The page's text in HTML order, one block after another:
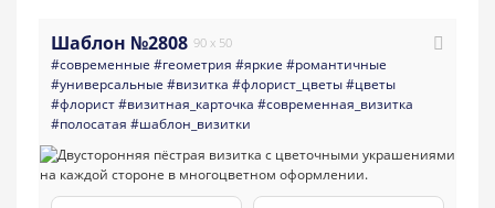
Шаблон №2808 90 x 50
#современные #геометрия #яркие #романтичные
#универсальные #визитка #флорист_цветы#цветы
#флорист#визитная_карточка #современная_визитка
#полосатая #шаблон_визитки